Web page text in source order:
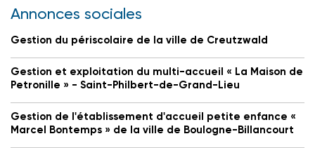
Annonces sociales
Gestion du périscolaire de la ville de Creutzwald
Gestion et exploitation du multi-accueil « La Maison de
Petronille » - Saint-Philbert-de-Grand-Lieu
Gestion de l'établissement d'accueil petite enfance «
Marcel Bontemps » de la ville de Boulogne-Billancourt